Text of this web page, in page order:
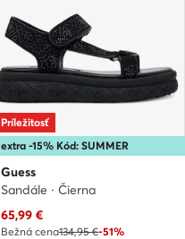
extra -15% Kód: SUMMER
Príležitosť
Guess
Sandále · Čierna
Aktuálna cena
65,99 €
Bežná cena134,95 €-51%